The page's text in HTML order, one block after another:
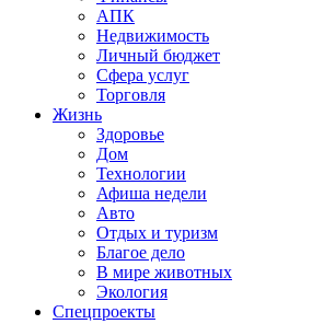
АПК
Недвижимость
Личный бюджет
Сфера услуг
Торговля
Жизнь
Здоровье
Дом
Технологии
Афиша недели
Авто
Отдых и туризм
Благое дело
В мире животных
Экология
Спецпроекты